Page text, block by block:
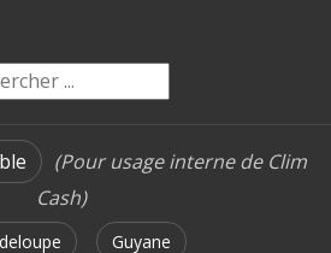
(Pour usage interne de Clim
Cash)
Guyane